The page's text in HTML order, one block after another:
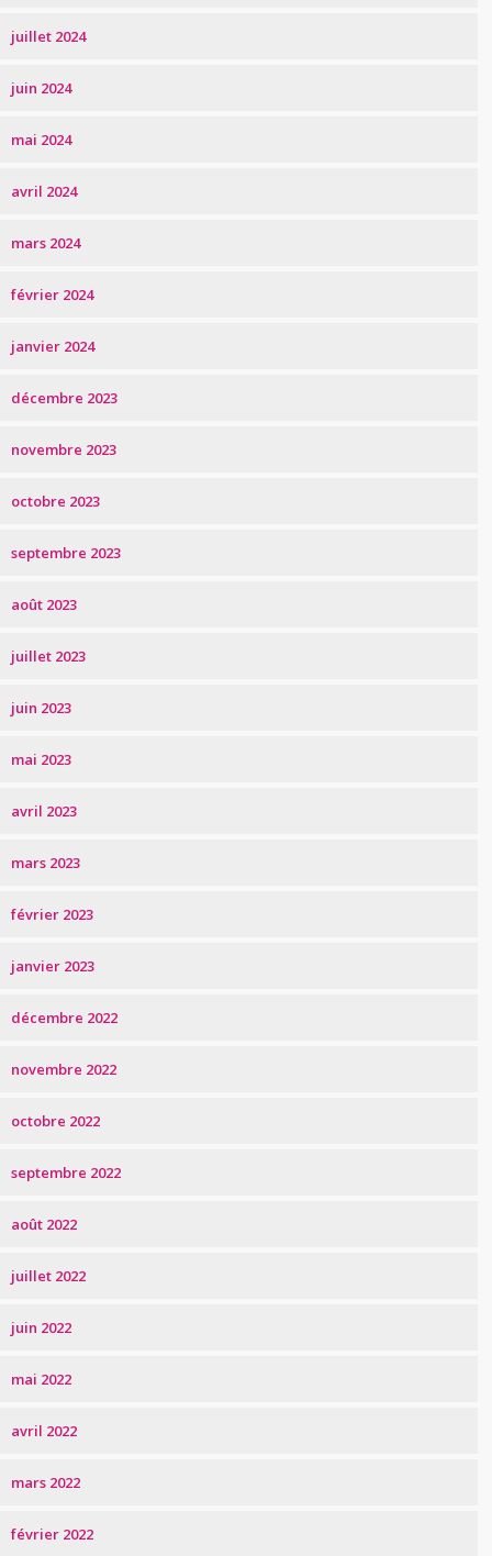
juillet 2024
juin 2024
mai 2024
avril 2024
mars 2024
février 2024
janvier 2024
décembre 2023
novembre 2023
octobre 2023
septembre 2023
août 2023
juillet 2023
juin 2023
mai 2023
avril 2023
mars 2023
février 2023
janvier 2023
décembre 2022
novembre 2022
octobre 2022
septembre 2022
août 2022
juillet 2022
juin 2022
mai 2022
avril 2022
mars 2022
février 2022